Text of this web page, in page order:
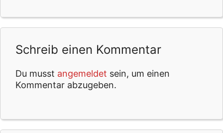
Schreib einen Kommentar
Du musst angemeldet sein, um einen
Kommentar abzugeben.